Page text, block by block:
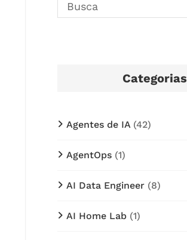
Categorias
Agentes de IA(42)
AgentOps (1)
AI Data Engineer (8)
AI Home Lab (1)